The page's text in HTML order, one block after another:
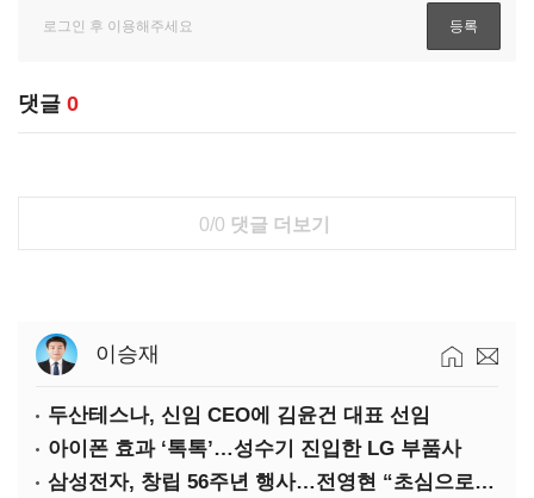
댓글 0
0/0 댓글 더보기
이승재
두산테스나, 신임 CEO에 김윤건 대표 선임
아이폰 효과 ‘톡톡’…성수기 진입한 LG 부품사
삼성전자, 창립 56주년 행사…전영현 “초심으로 경쟁력 회복해야”